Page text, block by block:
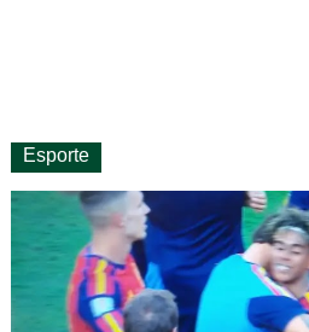
Esporte